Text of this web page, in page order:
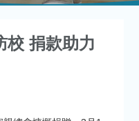
校 捐款助力